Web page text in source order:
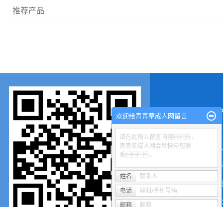
推荐产品
网站首页 |
东海县青青草成
联系人
联系人：
邮箱：
欢迎给青青草成人网留言
请在此输入留言内容，
青青草成人网会尽快与您联
系。
姓名 联系人
电话 座机/手机号码
邮箱 邮箱